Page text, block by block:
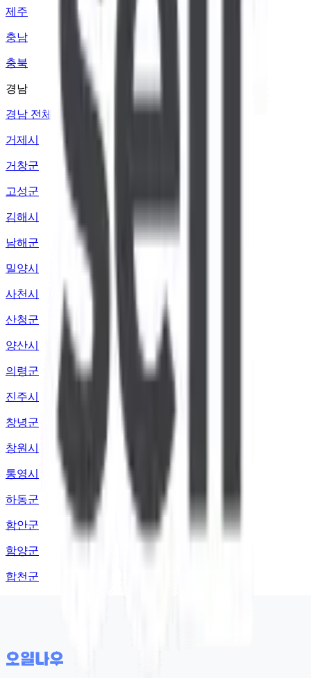
제주
충남
충북
경남
경남 전체
거제시
거창군
고성군
김해시
남해군
밀양시
사천시
산청군
양산시
의령군
진주시
창녕군
창원시
통영시
하동군
함안군
함양군
합천군